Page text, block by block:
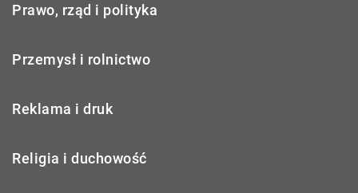
Prawo, rząd i polityka
Przemysł i rolnictwo
Reklama i druk
Religia i duchowość